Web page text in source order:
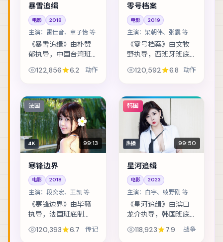
暴雪追缉
电影 2018
主演： 雷佳音、章子怡 等
《暴雪追缉》由朴赞
郁执导，中国台湾班
动作。一场看似普通
主演包括雷佳音、章
子怡、白宇 等，表...
122,856 6.2 动作
零号档案
电影 2019
主演： 梁朝伟、张震 等
《零号档案》由文牧
野执导，西班牙班底
作。太空站突发通讯
主演包括梁朝伟、张
震、宋佳 等，表演...
120,592 6.8 动作
法国
4K 99:13
寒锋边界
电影 2018
主演： 段奕宏、王凯 等
《寒锋边界》由毕赣
执导，法国班底制
作，类型定位为传
记。暴风雪封山，旅
120,393 6.7 传记
韩国
热播 99:50
星河追缉
电影 2023
主演： 白宇、绫野刚 等
《星河追缉》由滨口
龙介执导，韩国班底
制作，类型定位为战
争。古籍修复师发现
118,923 7.9 战争